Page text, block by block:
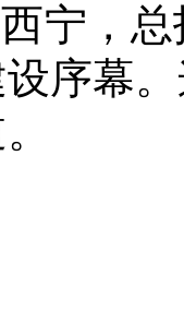
宁，总
序幕